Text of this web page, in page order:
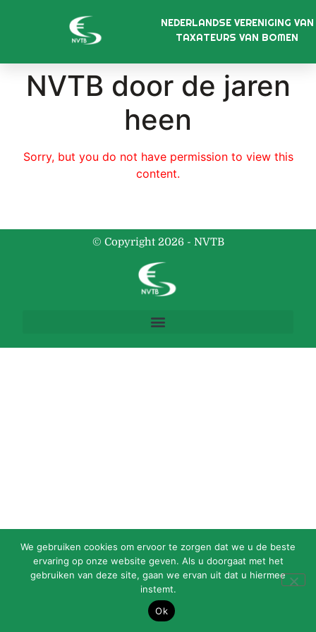
NEDERLANDSE VERENIGING VAN
TAXATEURS VAN BOMEN
NVTB door de jaren
heen
Sorry, but you do not have permission to view this
content.
© Copyright 2026 - NVTB
We gebruiken cookies om ervoor te zorgen dat we u de beste
ervaring op onze website geven. Als u doorgaat met het
gebruiken van deze site, gaan we ervan uit dat u hiermee
instemt.
Ok